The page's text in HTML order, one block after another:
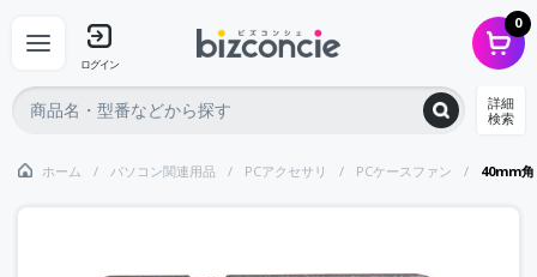
ログイン
0
詳細
検索
ホーム パソコン関連用品 PCアクセサリ PCケースファン 40mm